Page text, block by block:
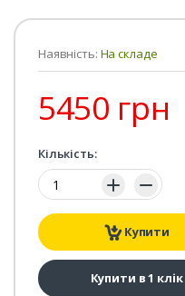
Наявність: На складе
5450 грн
Кількість:
Кількість:
Купити
Купити в 1 клік